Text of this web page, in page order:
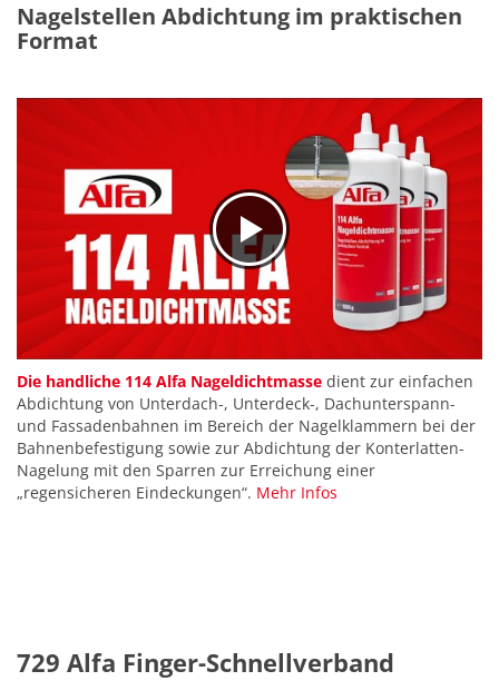
Nagelstellen Abdichtung im praktischen
Format
Die handliche 114 Alfa Nageldichtmasse dient zur einfachen
Abdichtung von Unterdach-, Unterdeck-, Dachunterspann-
und Fassadenbahnen im Bereich der Nagelklammern bei der
Bahnenbefestigung sowie zur Abdichtung der Konterlatten-
Nagelung mit den Sparren zur Erreichung einer
„regensicheren Eindeckungen“. Mehr Infos
729 Alfa Finger-Schnellverband